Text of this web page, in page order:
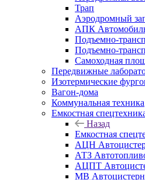
Трап
Аэродромный
АПК
Подъемно-
Подъемно-
Самоходная
Передвижные
Изотермические
Вагон-дома
Коммунальная техника
Емкостная
Назад
Емкостная
АЦН
АТЗ
АЦПТ
МВ